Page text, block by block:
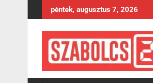
to
péntek, augusztus 7, 2026